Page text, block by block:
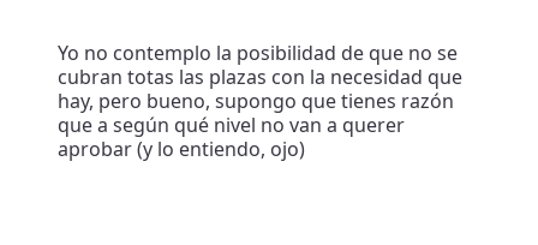
Yo no contemplo la posibilidad de que no se
cubran totas las plazas con la necesidad que
hay, pero bueno, supongo que tienes razón
que a según qué nivel no van a querer
aprobar (y lo entiendo, ojo)